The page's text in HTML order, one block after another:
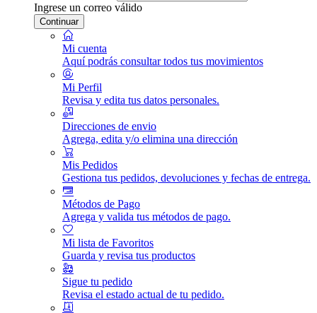
Ingrese un correo válido
Continuar
Mi cuenta
Aquí podrás consultar todos tus movimientos
Mi Perfil
Revisa y edita tus datos personales.
Direcciones de envio
Agrega, edita y/o elimina una dirección
Mis Pedidos
Gestiona tus pedidos, devoluciones y fechas de entrega.
Métodos de Pago
Agrega y valida tus métodos de pago.
Mi lista de Favoritos
Guarda y revisa tus productos
Sigue tu pedido
Revisa el estado actual de tu pedido.